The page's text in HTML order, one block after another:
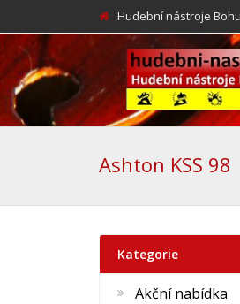
Hudební nástroje
Ashton KSS 98
Kategorie
Akční nabídka